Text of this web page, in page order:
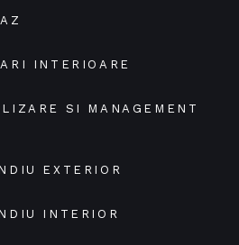
INTERIOARE
SI MANAGEMENT
EXTERIOR
INTERIOR